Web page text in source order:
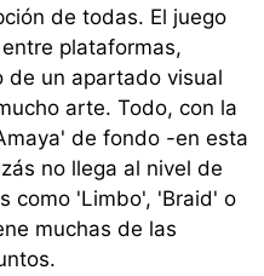
de todas. El juego
plataformas,
de un apartado visual
arte. Todo, con la
de fondo -en esta
no llega al nivel de
como 'Limbo', 'Braid' o
muchas de las